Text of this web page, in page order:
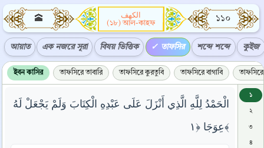
🕋
الكهف
(১৮) আল-কাহফ
১১০
আয়াত এক নজরে সূরা বিষয় ভিত্তিক তাফসির শব্দে শব্দে কুইজ
ইবন কাসির তাফসিরে তাবারি তাফসিরে কুরতুবি তাফসিরে বাগাবি তাফসিরে
الْحَمْدُ لِلَّهِ الَّذِي أَنْزَلَ عَلَى عَبْدِهِ الْكِتَابَ وَلَمْ يَجْعَلْ لَهُ
عِوَجَا ﴿١﴾
১
২
৩
৪